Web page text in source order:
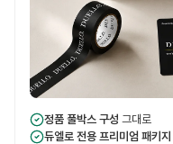
정품 풀박스 구성 그대로
듀엘로 전용 프리미엄 패키지